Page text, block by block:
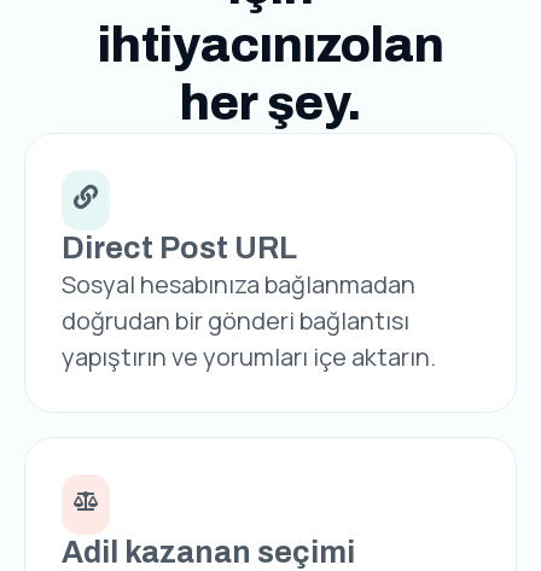
ihtiyacınızolan
her şey.
Direct Post URL
Sosyal hesabınıza bağlanmadan
doğrudan bir gönderi bağlantısı
yapıştırın ve yorumları içe aktarın.
Adil kazanan seçimi